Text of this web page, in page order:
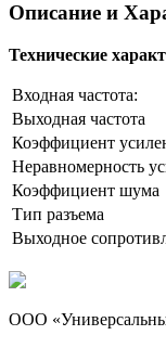
Описание и
Технические
Входная частота:
Выходная частота
Коэффициент
Неравномерность
Коэффициент шума
Тип разъема
Выходное
ООО